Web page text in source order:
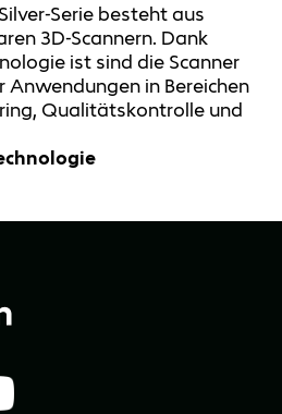
Serie besteht aus
3D-Scannern. Dank
ist sind die Scanner
Anwendungen in Bereichen
Qualitätskontrolle und